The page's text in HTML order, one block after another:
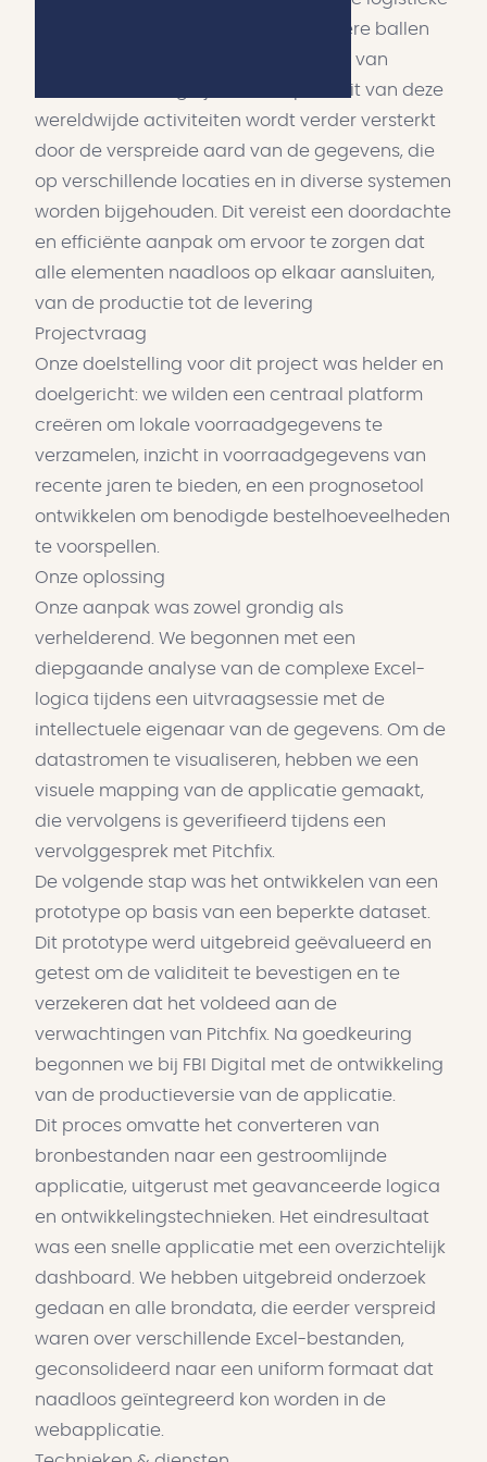
operatie is als jongleren met meerdere ballen
tegelijk, waarbij precisie en expertise van
essentieel belang zijn. De complexiteit van deze
wereldwijde activiteiten wordt verder versterkt
door de verspreide aard van de gegevens, die
op verschillende locaties en in diverse systemen
worden bijgehouden. Dit vereist een doordachte
en efficiënte aanpak om ervoor te zorgen dat
alle elementen naadloos op elkaar aansluiten,
van de productie tot de levering
Projectvraag
Onze doelstelling voor dit project was helder en
doelgericht: we wilden een centraal platform
creëren om lokale voorraadgegevens te
verzamelen, inzicht in voorraadgegevens van
recente jaren te bieden, en een prognosetool
ontwikkelen om benodigde bestelhoeveelheden
te voorspellen.
Onze oplossing
Onze aanpak was zowel grondig als
verhelderend. We begonnen met een
diepgaande analyse van de complexe Excel-
logica tijdens een uitvraagsessie met de
intellectuele eigenaar van de gegevens. Om de
datastromen te visualiseren, hebben we een
visuele mapping van de applicatie gemaakt,
die vervolgens is geverifieerd tijdens een
vervolggesprek met Pitchfix.
De volgende stap was het ontwikkelen van een
prototype op basis van een beperkte dataset.
Dit prototype werd uitgebreid geëvalueerd en
getest om de validiteit te bevestigen en te
verzekeren dat het voldeed aan de
verwachtingen van Pitchfix. Na goedkeuring
begonnen we bij FBI Digital met de ontwikkeling
van de productieversie van de applicatie.
Dit proces omvatte het converteren van
bronbestanden naar een gestroomlijnde
applicatie, uitgerust met geavanceerde logica
en ontwikkelingstechnieken. Het eindresultaat
was een snelle applicatie met een overzichtelijk
dashboard. We hebben uitgebreid onderzoek
gedaan en alle brondata, die eerder verspreid
waren over verschillende Excel-bestanden,
geconsolideerd naar een uniform formaat dat
naadloos geïntegreerd kon worden in de
webapplicatie.